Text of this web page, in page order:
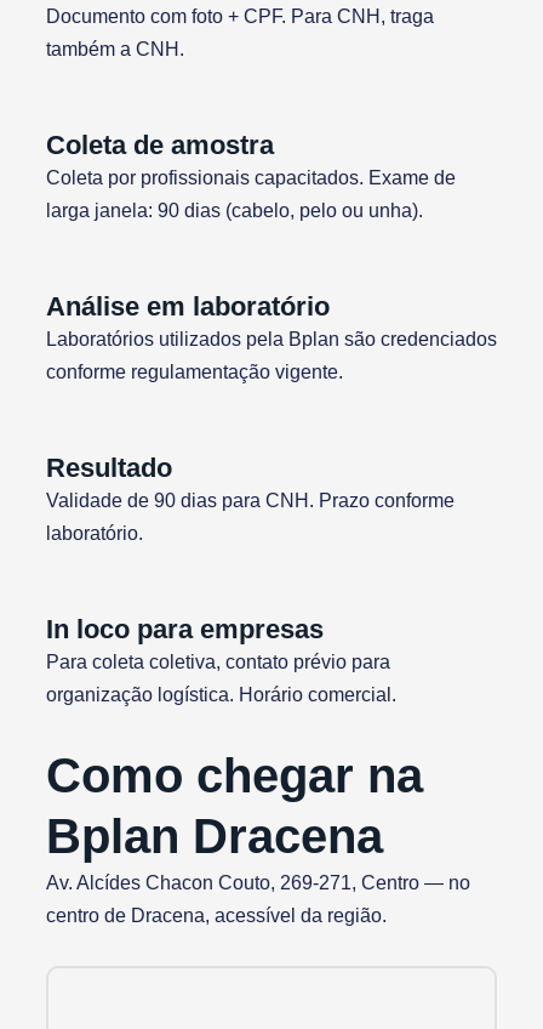
Documento com foto + CPF. Para CNH, traga
também a CNH.
Coleta de amostra
Coleta por profissionais capacitados. Exame de
larga janela: 90 dias (cabelo, pelo ou unha).
Análise em laboratório
Laboratórios utilizados pela Bplan são credenciados
conforme regulamentação vigente.
Resultado
Validade de 90 dias para CNH. Prazo conforme
laboratório.
In loco para empresas
Para coleta coletiva, contato prévio para
organização logística. Horário comercial.
Como chegar na
Bplan Dracena
Av. Alcídes Chacon Couto, 269-271, Centro — no
centro de Dracena, acessível da região.